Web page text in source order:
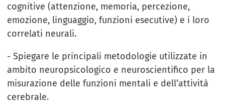
cognitive (attenzione, memoria, percezione,
emozione, linguaggio, funzioni esecutive) e i loro
correlati neurali.
- Spiegare le principali metodologie utilizzate in
ambito neuropsicologico e neuroscientifico per la
misurazione delle funzioni mentali e dell’attività
cerebrale.